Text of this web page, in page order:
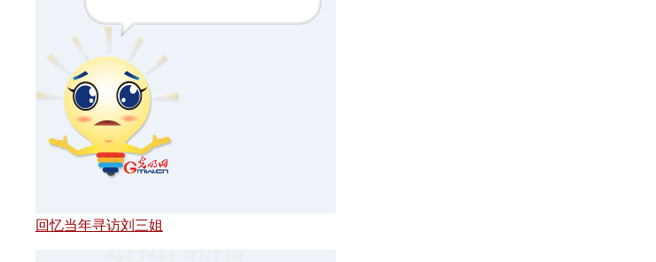
回忆当年寻访刘三姐